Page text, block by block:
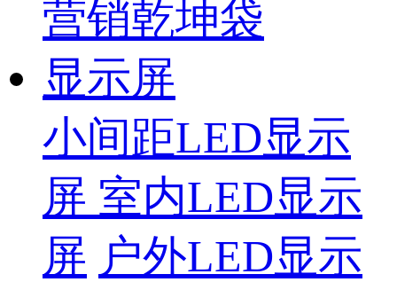
营销乾坤袋
显示屏
小间距LED显示
屏 室内LED显示
屏 户外LED显示